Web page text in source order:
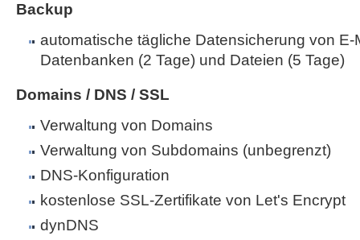
Backup
automatische tägliche Datensicherung von E-
Datenbanken (2 Tage) und Dateien (5 Tage)
Domains / DNS / SSL
Verwaltung von Domains
Verwaltung von Subdomains (unbegrenzt)
DNS-Konfiguration
kostenlose SSL-Zertifikate von Let's Encrypt
dynDNS